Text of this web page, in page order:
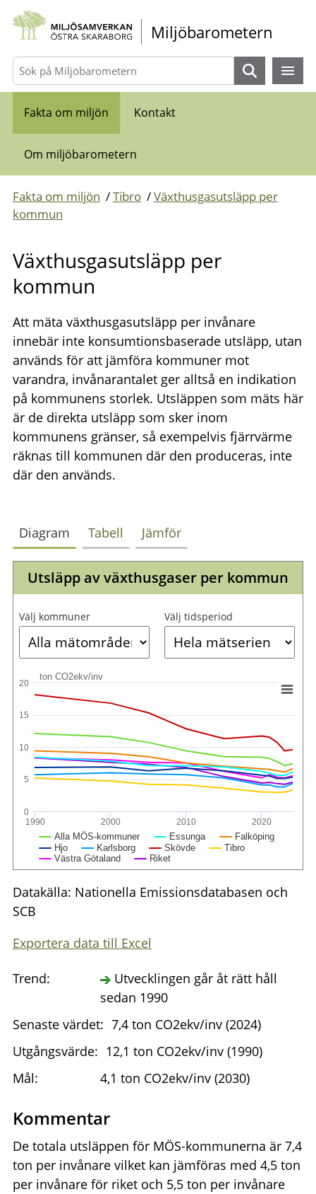
Gå direkt till sidans innehåll
Miljöbarometern
Sök
Fakta om miljön Kontakt
Om miljöbarometern
Fakta om miljön /Tibro /Växthusgasutsläpp per
kommun
Växthusgasutsläpp per
kommun
Att mäta växthusgasutsläpp per invånare
innebär inte konsumtionsbaserade utsläpp, utan
används för att jämföra kommuner mot
varandra, invånarantalet ger alltså en indikation
på kommunens storlek. Utsläppen som mäts här
är de direkta utsläpp som sker inom
kommunens gränser, så exempelvis fjärrvärme
räknas till kommunen där den produceras, inte
där den används.
Diagram Tabell Jämför
Utsläpp av växthusgaser per kommun
Välj kommuner Välj tidsperiod
ton CO2ekv/inv
Alla MÖS-kommuner Essunga
Falköping
Hjo
Karlsborg Skövde
Tibro
Västra Götaland
Riket
1990 2000 2010 2020
0
5
10
15
20
Datakälla: Nationella Emissionsdatabasen och
SCB
Exportera data till Excel
Trend:
Utvecklingen går åt rätt håll
sedan 1990
Senaste värdet: 7,4 ton CO2ekv/inv (2024)
Utgångsvärde: 12,1 ton CO2ekv/inv (1990)
Mål:
4,1 ton CO2ekv/inv (2030)
Kommentar
De totala utsläppen för MÖS-kommunerna är 7,4
ton per invånare vilket kan jämföras med 4,5 ton
per invånare för riket och 5,5 ton per invånare